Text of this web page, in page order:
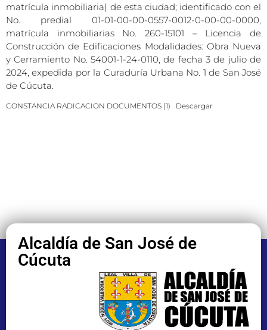
matrícula inmobiliaria) de esta ciudad; identificado con el
No. predial 01-01-00-00-0557-0012-0-00-00-0000,
matrícula inmobiliarias No. 260-15101 – Licencia de
Construcción de Edificaciones Modalidades: Obra Nueva
y Cerramiento No. 54001-1-24-0110, de fecha 3 de julio de
2024, expedida por la Curaduría Urbana No. 1 de San José
de Cúcuta.
CONSTANCIA RADICACION DOCUMENTOS (1) Descargar
Alcaldía de San José de
Cúcuta